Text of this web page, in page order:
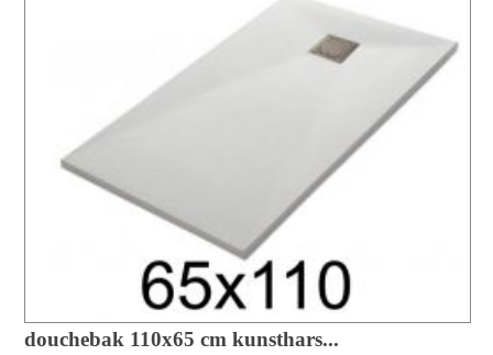
douchebak 110x65 cm kunsthars...